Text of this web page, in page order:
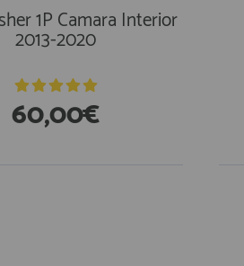
1P Camara Interior
2013-2020
60,00€